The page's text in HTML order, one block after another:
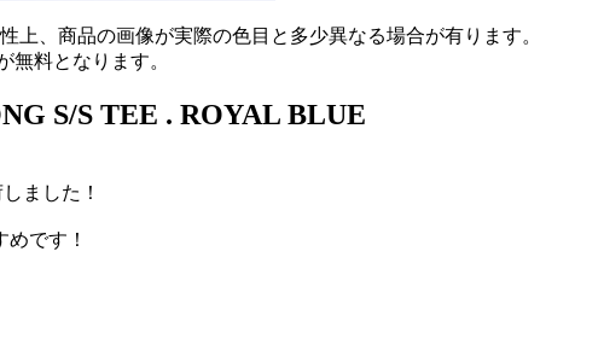
上、商品の画像が実際の色目と多少異なる場合が有ります。
無料となります。
S/S TEE . ROYAL BLUE
ました！
です！